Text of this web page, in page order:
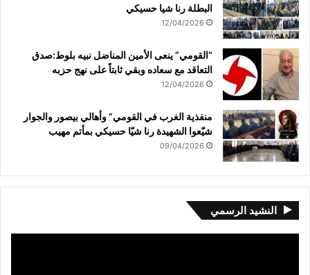
البطلة رنا شيا حسيكي
12/04/2026
“القومي” ينعى الأمين المناضل نبيه بلوط:صدق
التعاقد مع سعاده وبقي ثابتاً على نهج حزبه
12/04/2026
منفذية الغرب في القومي” وأهالي بيصور والجوار
شيّعوا الشهيدة رنا شيّا حسيكي بمأتم مهيب
09/04/2026
النشيد الرسمي